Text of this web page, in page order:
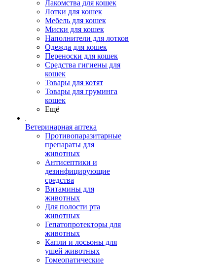
Лакомства для кошек
Лотки для кошек
Мебель для кошек
Миски для кошек
Наполнители для лотков
Одежда для кошек
Переноски для кошек
Средства гигиены для
кошек
Товары для котят
Товары для груминга
кошек
Ещё
Ветеринарная аптека
Противопаразитарные
препараты для
животных
Антисептики и
дезинфицирующие
средства
Витамины для
животных
Для полости рта
животных
Гепатопротекторы для
животных
Капли и лосьоны для
ушей животных
Гомеопатические